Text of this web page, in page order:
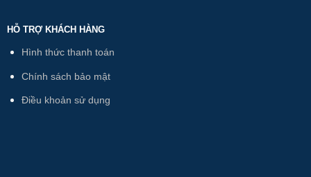
HỖ TRỢ KHÁCH HÀNG
Hình thức thanh toán
Chính sách bảo mật
Điều khoản sử dụng